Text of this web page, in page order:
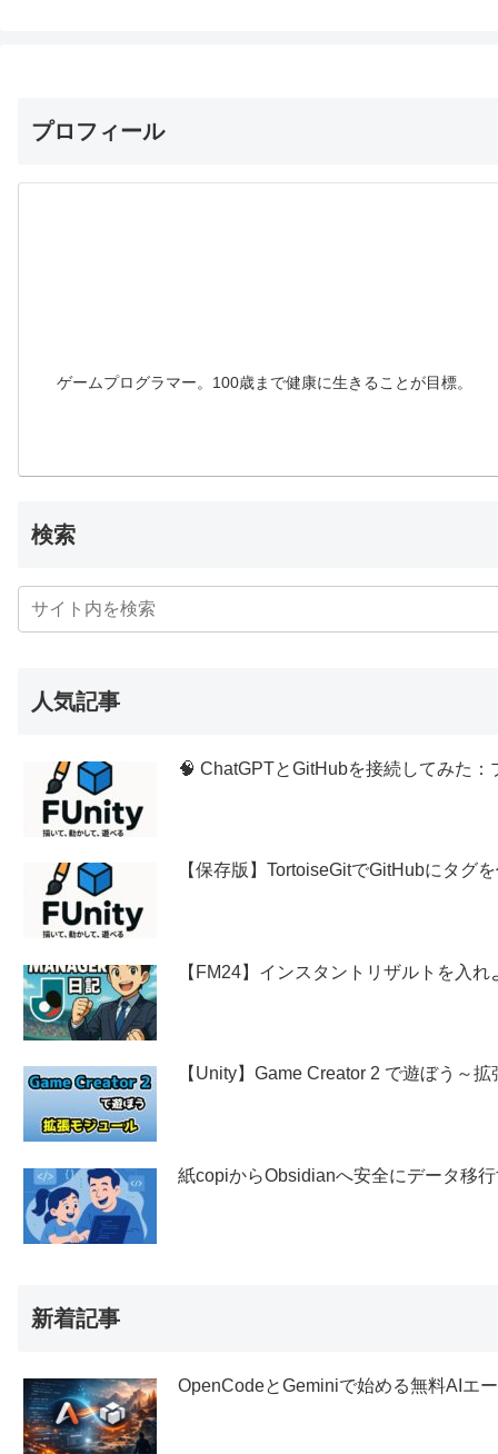
プロフィール
ゲームプログラマー。100歳まで健康に生きることが目標。
検索
人気記事
🧠 ChatGPTとGitHubを接続してみた
【保存版】TortoiseGitでGitHubにタグ
【FM24】インスタントリザルトを入れ
【Unity】Game Creator 2 で遊ぼう～
紙copiからObsidianへ安全にデータ移
新着記事
OpenCodeとGeminiで始める無料AIエ